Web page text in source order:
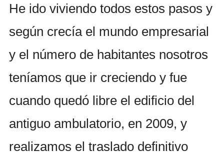
He ido viviendo todos estos pasos y
según crecía el mundo empresarial
y el número de habitantes nosotros
teníamos que ir creciendo y fue
cuando quedó libre el edificio del
antiguo ambulatorio, en 2009, y
realizamos el traslado definitivo